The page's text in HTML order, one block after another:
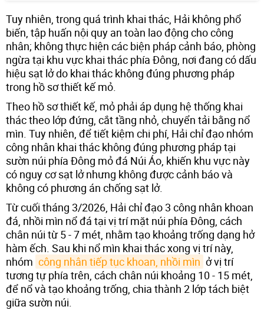
Tuy nhiên, trong quá trình khai thác, Hải không phổ
biến, tập huấn nội quy an toàn lao động cho công
nhân; không thực hiện các biện pháp cảnh báo, phòng
ngừa tại khu vực khai thác phía Đông, nơi đang có dấu
hiệu sạt lở do khai thác không đúng phương pháp
trong hồ sơ thiết kế mỏ.
Theo hồ sơ thiết kế, mỏ phải áp dụng hệ thống khai
thác theo lớp đứng, cắt tầng nhỏ, chuyển tải bằng nổ
mìn. Tuy nhiên, để tiết kiệm chi phí, Hải chỉ đạo nhóm
công nhân khai thác không đúng phương pháp tại
sườn núi phía Đông mỏ đá Núi Áo, khiến khu vực này
có nguy cơ sạt lở nhưng không được cảnh báo và
không có phương án chống sạt lở.
Từ cuối tháng 3/2026, Hải chỉ đạo 3 công nhân khoan
đá, nhồi mìn nổ đá tại vị trí mặt núi phía Đông, cách
chân núi từ 5 - 7 mét, nhằm tạo khoảng trống dạng hở
hàm ếch. Sau khi nổ mìn khai thác xong vị trí này,
nhóm công nhân tiếp tục khoan, nhồi mìn ở vị trí
tương tự phía trên, cách chân núi khoảng 10 - 15 mét,
để nổ và tạo khoảng trống, chia thành 2 lớp tách biệt
giữa sườn núi.